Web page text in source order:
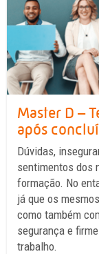
Master D –
após
Dúvidas,
sentimentos dos
formação. No
já que os
como também
segurança e
trabalho.